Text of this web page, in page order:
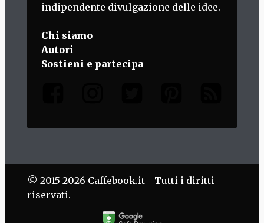
indipendente divulgazione delle idee.
Chi siamo
Autori
Sostieni e partecipa
© 2015-2026 Caffebook.it - Tutti i diritti
riservati.